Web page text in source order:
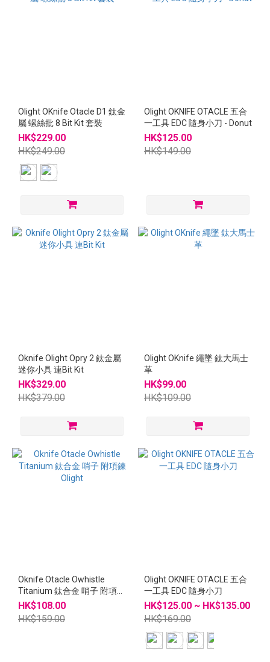
Olight OKnife Otacle D1 鈦金
屬 螺絲批 8 Bit Kit 套裝
HK$229.00
HK$249.00
Olight OKNIFE OTACLE 五合
一工具 EDC 隨身小刀 - Donut
HK$125.00
HK$149.00
Oknife Olight Opry 2 鈦金屬
迷你小具 連Bit Kit
HK$329.00
HK$379.00
Olight OKnife 繩墜 鈦大馬士
革
HK$99.00
HK$109.00
Oknife Otacle Owhistle
Titanium 鈦合金 哨子 附項鍊
Olight
HK$108.00
HK$159.00
Olight OKNIFE OTACLE 五合
一工具 EDC 隨身小刀
HK$125.00 ~ HK$135.00
HK$169.00